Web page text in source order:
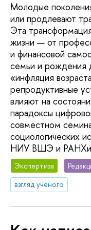
Молодые
или продлевают
Эта
жизни — от
и финансовой
семьи и рождения
«инфляция
репродуктивные
влияют на
парадоксы
совместном
социологических
НИУ ВШЭ и
Экспертиза
взгляд ученого